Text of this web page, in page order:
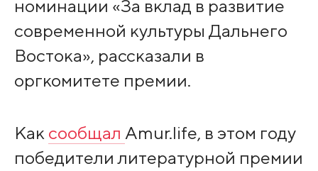
номинации «За вклад в развитие
современной культуры Дальнего
Востока», рассказали в
оргкомитете премии.
Как сообщал Amur.life, в этом году
победители литературной премии